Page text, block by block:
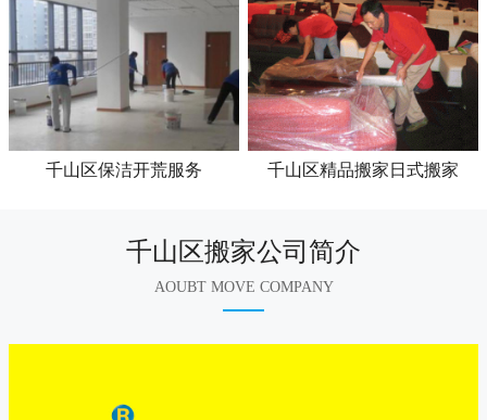
千山区保洁开荒服务 千山区精品搬家日式搬家
千山区搬家公司简介
AOUBT MOVE COMPANY